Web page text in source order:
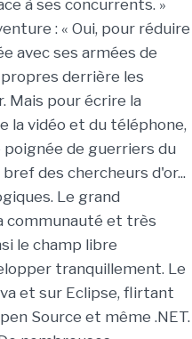
à ses concurrents. »
: « Oui, pour réduire
avec ses armées de
derrière les
Mais pour écrire la
la vidéo et du téléphone,
poignée de guerriers du
des chercheurs d'or...
Le grand
communauté et très
le champ libre
tranquillement. Le
et sur Eclipse, flirtant
Source et même .NET.